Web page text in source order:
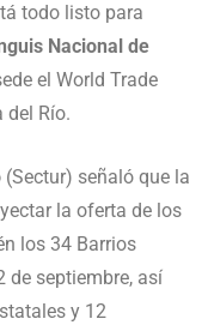
todo listo para
Nacional de
el World Trade
del Río.
(Sectur) señaló que la
la oferta de los
los 34 Barrios
de septiembre, así
y 12